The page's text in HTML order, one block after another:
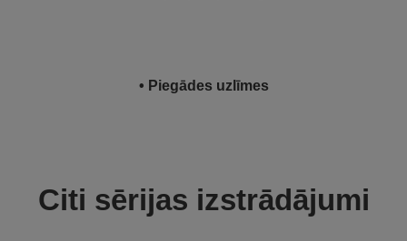
• Piegādes uzlīmes
Citi sērijas izstrādājumi